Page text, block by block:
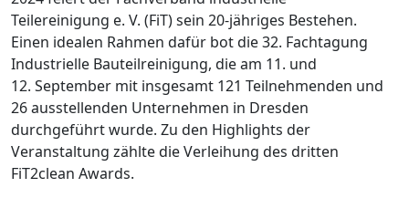
Teilereinigung e. V. (FiT) sein 20-jähriges Bestehen.
Einen idealen Rahmen dafür bot die 32. Fachtagung
Industrielle Bauteilreinigung, die am 11. und
12. September mit insgesamt 121 Teilnehmenden und
26 ausstellenden Unternehmen in Dresden
durchgeführt wurde. Zu den Highlights der
Veranstaltung zählte die Verleihung des dritten
FiT2clean Awards.